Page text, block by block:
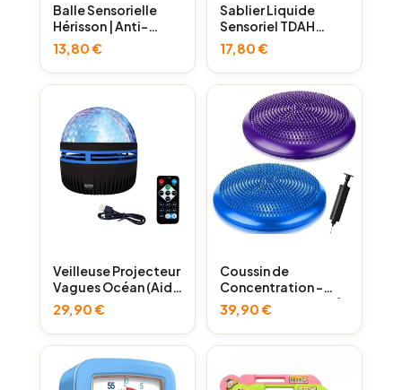
Balle Sensorielle
Hérisson | Anti-
Stress TDAH
Autisme
13,80€
Sablier Liquide
Sensoriel TDAH
Autisme
17,80€
Veilleuse Projecteur
Vagues Océan (Aide
au Sommeil)
29,90€
Coussin de
Concentration –
Assise Dynamique à
Picots
39,90€